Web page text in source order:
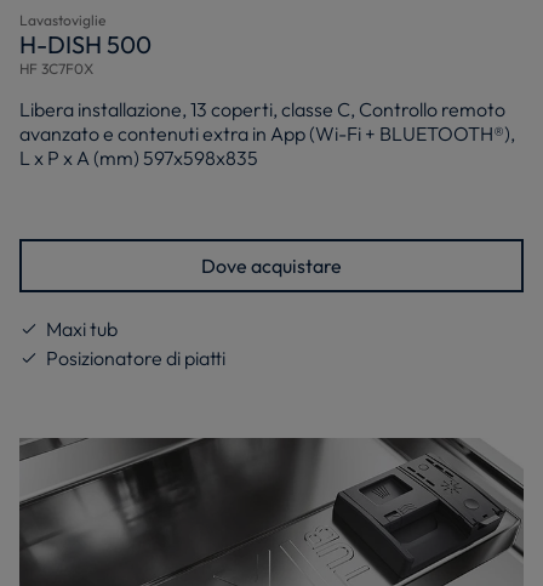
Lavastoviglie
H-DISH 500
HF 3C7F0X
Libera installazione, 13 coperti, classe C, Controllo remoto
avanzato e contenuti extra in App (Wi-Fi + BLUETOOTH®),
L x P x A (mm) 597x598x835
Dove acquistare
Maxi tub
Posizionatore di piatti